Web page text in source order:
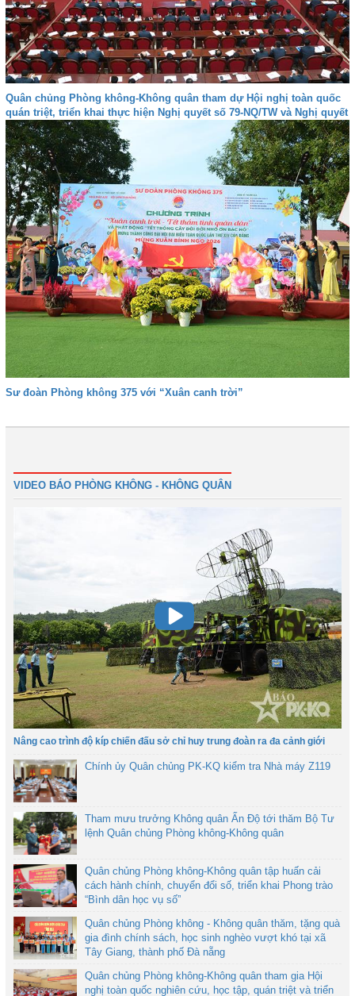
Quân chủng Phòng không-Không quân tham dự Hội nghị toàn quốc
quán triệt, triển khai thực hiện Nghị quyết số 79-NQ/TW và Nghị quyết
số 80-NQ/TW của Bộ Chính trị
Sư đoàn Phòng không 375 với “Xuân canh trời”
VIDEO BÁO PHÒNG KHÔNG - KHÔNG QUÂN
Nâng cao trình độ kíp chiến đấu sở chỉ huy trung đoàn ra đa cảnh giới
Chính ủy Quân chủng PK-KQ kiểm tra Nhà máy Z119
Tham mưu trưởng Không quân Ấn Độ tới thăm Bộ Tư
lệnh Quân chủng Phòng không-Không quân
Quân chủng Phòng không-Không quân tập huấn cải
cách hành chính, chuyển đổi số, triển khai Phong trào
“Bình dân học vụ số”
Quân chủng Phòng không - Không quân thăm, tặng quà
gia đình chính sách, học sinh nghèo vượt khó tại xã
Tây Giang, thành phố Đà nẵng
Quân chủng Phòng không-Không quân tham gia Hội
nghị toàn quốc nghiên cứu, học tập, quán triệt và triển